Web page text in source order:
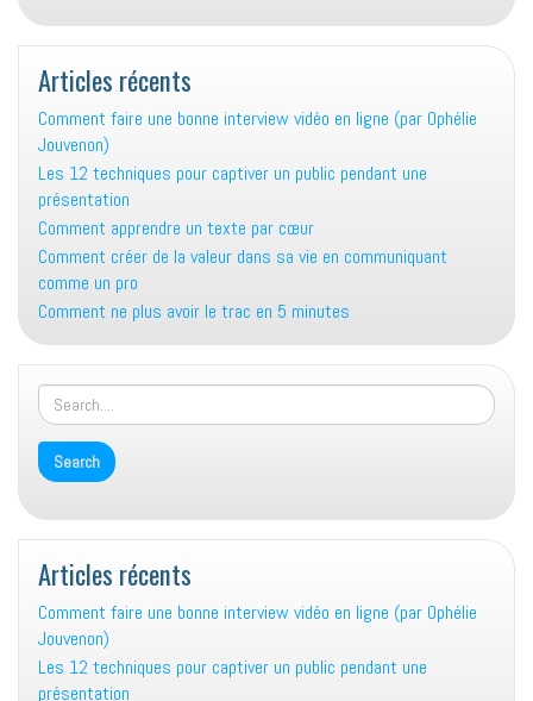
Articles récents
Comment faire une bonne interview vidéo en ligne (par Ophélie
Jouvenon)
Les 12 techniques pour captiver un public pendant une
présentation
Comment apprendre un texte par cœur
Comment créer de la valeur dans sa vie en communiquant
comme un pro
Comment ne plus avoir le trac en 5 minutes
Articles récents
Comment faire une bonne interview vidéo en ligne (par Ophélie
Jouvenon)
Les 12 techniques pour captiver un public pendant une
présentation